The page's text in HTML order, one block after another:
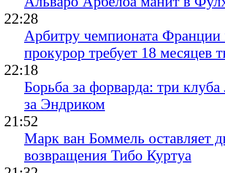
22:28
Арбитру чемпионата Франции
прокурор требует 18 месяцев
22:18
Борьба за форварда: три
за Эндриком
21:52
Марк ван Боммель оставляет
возвращения Тибо Куртуа